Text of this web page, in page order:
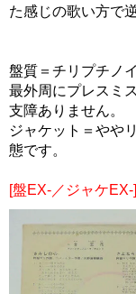
た感じの歌い方で
盤質＝チリプチノ
最外周にプレスミ
支障ありません。
ジャケット＝やや
態です。
[盤EX-／ジャケEX-]